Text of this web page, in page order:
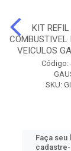
KIT
COMBUSTIVEL
VEICULOS
Código:
SKU:
Faça seu